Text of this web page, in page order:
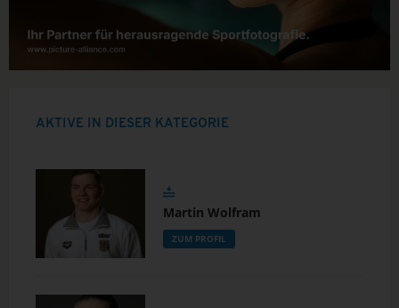
AKTIVE IN DIESER KATEGORIE
Martin Wolfram
ZUM PROFIL